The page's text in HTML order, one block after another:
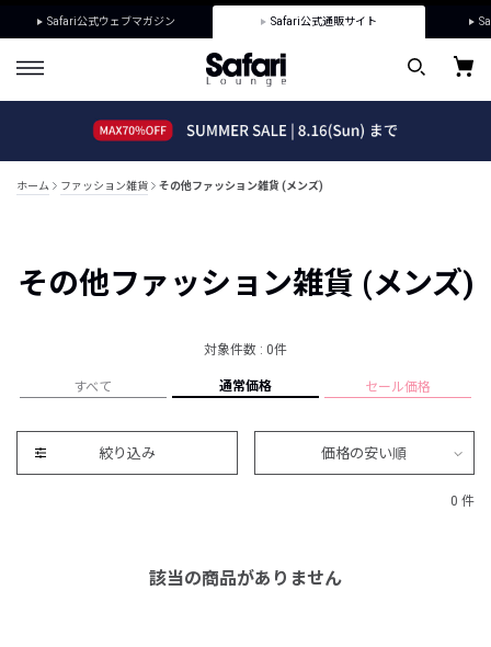
Safari公式ウェブマガジン Safari公式通販サイト
ホーム ファッション雑貨 その他ファッション雑貨 (メンズ)
その他ファッション雑貨 (メンズ)
対象件数 : 0件
すべて 通常価格 セール価格
絞り込み 価格の安い順
0 件
該当の商品がありません